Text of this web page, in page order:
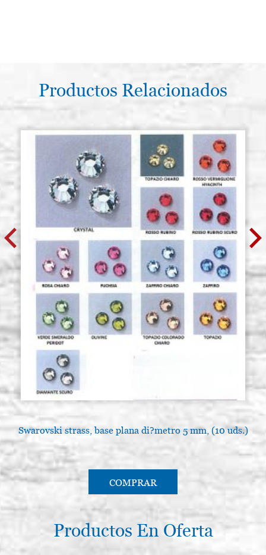
Productos Relacionados
Swarovski strass, base plana di?metro 5 mm, (10 uds.)
COMPRAR
Productos En Oferta